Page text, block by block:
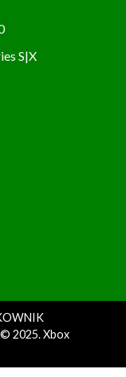
S|X
2025. Xbox